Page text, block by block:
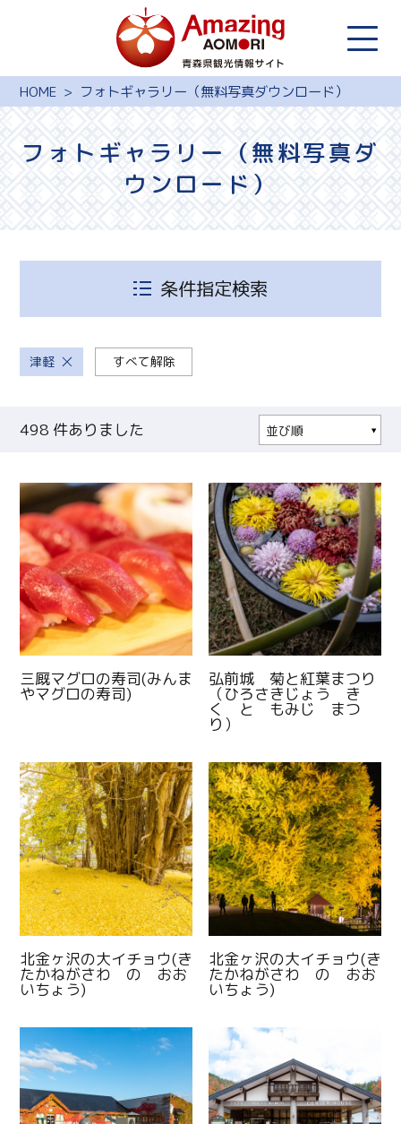
HOME フォトギャラリー（無料写真ダウンロード）
フォトギャラリー（無料写真ダ
ウンロード）
条件指定検索
津軽 すべて解除
498 件ありました
並び順
更新日順
三厩マグロの寿司(みんま
やマグロの寿司)
弘前城 菊と紅葉まつり
（ひろさきじょう き
く と もみじ まつ
り）
北金ヶ沢の大イチョウ(き
たかねがさわ の おお
いちょう)
北金ヶ沢の大イチョウ(き
たかねがさわ の おお
いちょう)